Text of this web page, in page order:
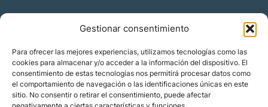
Gestionar consentimiento
Para ofrecer las mejores experiencias, utilizamos tecnologías como las
cookies para almacenar y/o acceder a la información del dispositivo. El
consentimiento de estas tecnologías nos permitirá procesar datos como
el comportamiento de navegación o las identificaciones únicas en este
sitio. No consentir o retirar el consentimiento, puede afectar
Residencia y ciudadanía
Migración corporativa
Nómadas digitales
Colabora con nosotros
Quiénes somos